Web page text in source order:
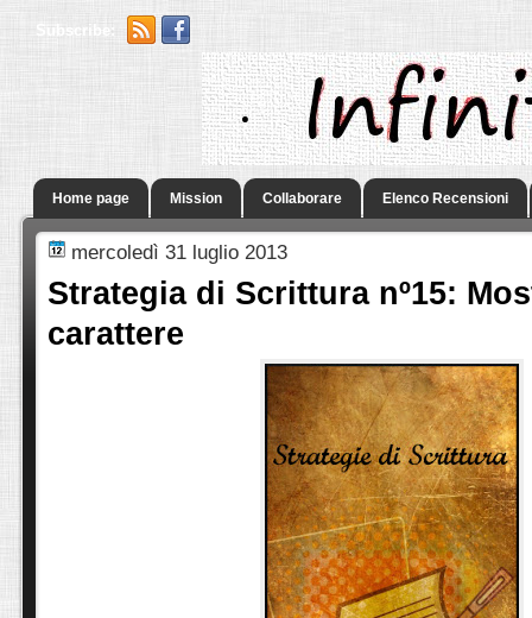
Subscribe:
.
Home page Mission Collaborare Elenco Recensioni
mercoledì 31 luglio 2013
Strategia di Scrittura nº15:
carattere